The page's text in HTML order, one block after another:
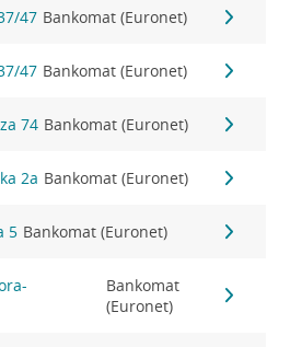
47 Bankomat (Euronet)
47 Bankomat (Euronet)
74 Bankomat (Euronet)
2a Bankomat (Euronet)
5 Bankomat (Euronet)
Bankomat
(Euronet)